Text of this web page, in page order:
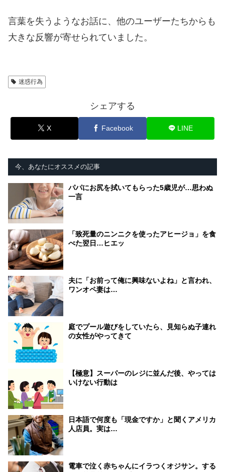
言葉を失うようなお話に、他のユーザーたちからも
大きな反響が寄せられていました。
迷惑行為
シェアする
X Facebook LINE
今、あなたにオススメの記事
パパにお尻を拭いてもらった5歳児が…思わぬ
一言
「致死量のニンニクを使ったアヒージョ」を食
べた翌日…ヒエッ
夫に「お前って俺に興味ないよね」と言われ、
ワンオペ妻は…
庭でプール遊びをしていたら、見知らぬ子連れ
の女性がやってきて
【極意】スーパーのレジに並んだ後、やっては
いけない行動は
日本語で何度も「現金ですか」と聞くアメリカ
人店員。実は…
電車で泣く赤ちゃんにイラつくオジサン。する